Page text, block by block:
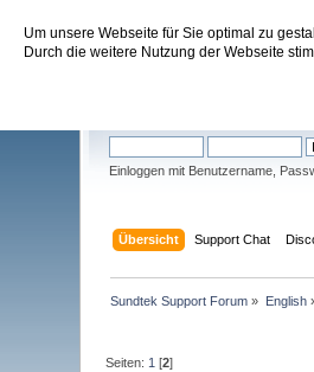
Um unsere Webseite für Sie optimal zu
Durch die weitere Nutzung der Webseite
Sundtek
Einloggen mit Benutzername,
Übersicht Support Chat
Sundtek Support Forum » English
Seiten: 1 [2]